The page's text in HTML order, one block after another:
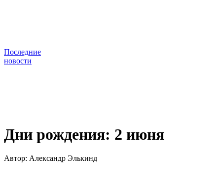
Последние
новости
Дни рождения: 2 июня
Автор: Александр Элькинд